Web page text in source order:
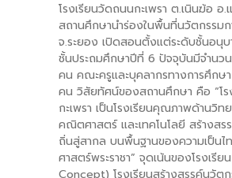
-- เอกสารเผยแพร่
เกี่ยวกับเรา
-- รู้จัก พื้นที่นวัตกรรมการศึกษา
-- คณะกรรมการนโยบายพื้นที่นวัต
-- คณะอนุกรรมการ 6 คณะ
โรงเรียนวัดถนนกะเพรา ต.เนินฆ้อ อ.
สถานศึกษานำร่องในพื้นที่นวัตกรรมก
จ.ระยอง เปิดสอนตั้งแต่ระดับชั้นอนุ
ชั้นประถมศึกษาปีที่ 6 ปัจจุบันมีจำนวน
คน คณะครูและบุคลากรทางการศึกษา
คน วิสัยทัศน์ของสถานศึกษา คือ “โร
กะเพรา เป็นโรงเรียนคุณภาพด้านวิท
คณิตศาสตร์ และเทคโนโลยี สร้างส
ถิ่นสู่สากล บนพื้นฐานของความเป็นไ
ศาสตร์พระราชา” จุดเน้นของโรงเรีย
Concept) โรงเรียนสร้างสรรค์นวัต